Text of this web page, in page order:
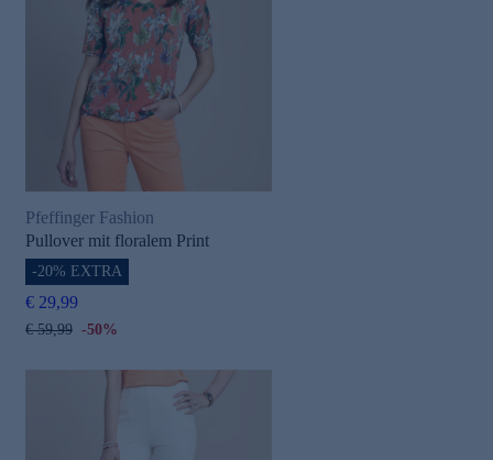
Pfeffinger Fashion
Pullover mit floralem Print
-20% EXTRA
€ 29,99
€ 59,99 -50%